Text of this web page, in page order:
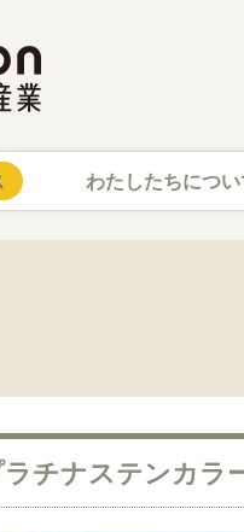
わたしたちについ
チナステンカラ